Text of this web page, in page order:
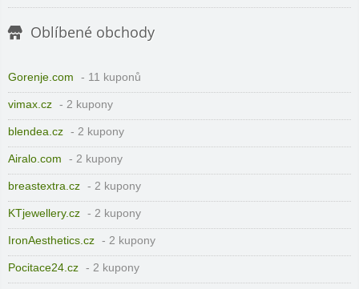
Oblíbené obchody
Gorenje.com - 11 kuponů
vimax.cz - 2 kupony
blendea.cz - 2 kupony
Airalo.com - 2 kupony
breastextra.cz - 2 kupony
KTjewellery.cz - 2 kupony
IronAesthetics.cz - 2 kupony
Pocitace24.cz - 2 kupony